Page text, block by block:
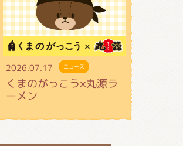
2026.07.17 ニュース
くまのがっこう×丸源ラ
ーメン